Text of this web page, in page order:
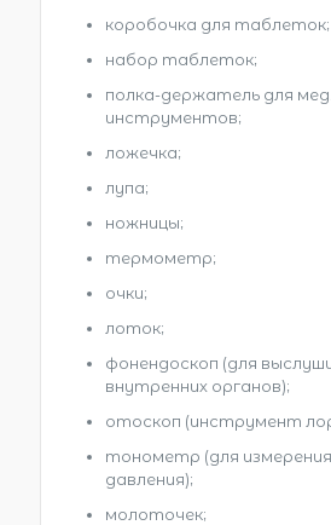
коробочка для таблеток;
набор таблеток;
полка-держатель для мед.
инструментов;
ложечка;
лупа;
ножницы;
термометр;
очки;
лоток;
фонендоскоп (для
внутренних органов);
отоскоп (инструмент
тонометр (для
давления);
молоточек;